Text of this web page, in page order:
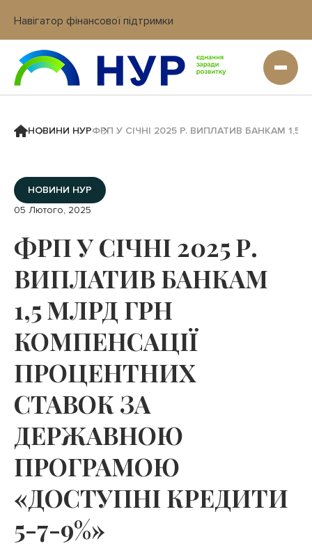
Навігатор фінансової підтримки
Вхід в кабінет IT платформи
НОВИНИ НУРФРП У СІЧНІ 2025 Р. ВИПЛАТИВ БАНКАМ
НОВИНИ НУР
05 Лютого, 2025
ФРП У СІЧНІ 2025 Р.
ВИПЛАТИВ БАНКАМ
1,5 МЛРД ГРН
КОМПЕНСАЦІЇ
ПРОЦЕНТНИХ
СТАВОК ЗА
ДЕРЖАВНОЮ
ПРОГРАМОЮ
«ДОСТУПНІ КРЕДИТИ
5-7-9%»